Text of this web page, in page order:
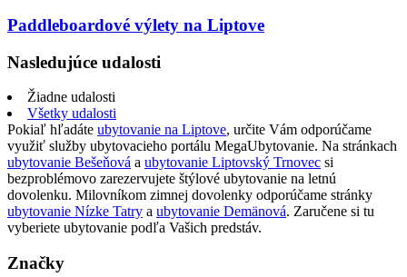
Paddleboardové výlety na Liptove
Nasledujúce udalosti
Žiadne udalosti
Všetky udalosti
Pokiaľ hľadáte ubytovanie na Liptove, určite Vám odporúčame
využiť služby ubytovacieho portálu MegaUbytovanie. Na stránkach
ubytovanie Bešeňová a ubytovanie Liptovský Trnovec si
bezproblémovo zarezervujete štýlové ubytovanie na letnú
dovolenku. Milovníkom zimnej dovolenky odporúčame stránky
ubytovanie Nízke Tatry a ubytovanie Demänová. Zaručene si tu
vyberiete ubytovanie podľa Vašich predstáv.
Značky